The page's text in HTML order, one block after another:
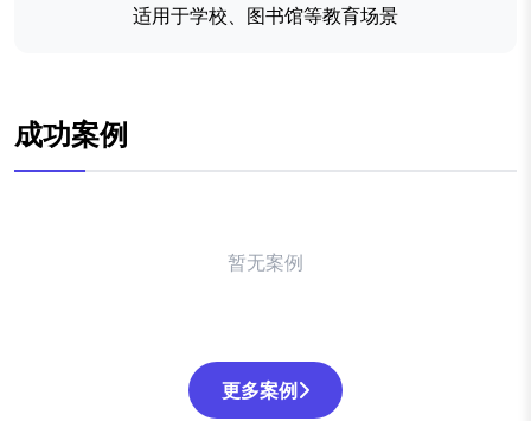
适用于学校、图书馆等教育场景
成功案例
暂无案例
更多案例